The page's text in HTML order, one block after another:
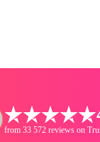
from 33 572 reviews on